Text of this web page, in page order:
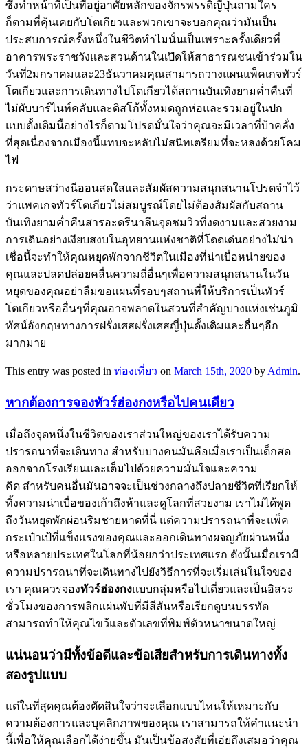
ซึ่งทำหน้าที่เป็นที่อยู่อาศัยหลักของจักรพรรดิญี่ปุ่นถามใคร
ก็ตามที่คุ้นเคยกับโตเกียวและพวกเขาจะบอกคุณว่ามันเป็น
ประสบการณ์ครั้งหนึ่งในชีวิตทำไมนั่นเป็นเพราะครั้งเดียวที่
อาคารพระราชวังและสวนด้านในเปิดให้สาธารณชนเข้าร่วมใน
วันที่2มกราคมและ23ธันวาคมคุณสามารถวางแผนแพ็คเกจทัวร์
โตเกียวและการเดินทางไปโตเกียวได้สถานบันเทิงยามค่ำคืนที่
ไม่ผับบาร์ไนท์คลับและดิสโก้ทั้งหมดถูกห่อและรวมอยู่ในปก
แบบดั้งเดิมนี้อย่างไรก็ตามโปรดมั่นใจว่าคุณจะมีเวลาที่บ้าคลั่ง
ที่สุดเนื่องจากเมืองนี้แทบจะหลับไม่สนิทเตรียมที่จะหลงด้วยโคม
ไฟ
กระดาษสว่างนีออนสดใสและสัมผัสความสนุกสนานโปรดจำไว้
ว่าแพคเกจทัวร์โตเกียวไม่สมบูรณ์โดยไม่ต้องสัมผัสกับสถาน
บันเทิงยามค่ำคืนสารอะดรีนาลีนจุดชมวิวที่งดงามและสวยงาม
การเดินอย่างเงียบสงบในอุทยานแห่งชาติที่โดดเด่นอย่างไม่น่า
เชื่อนี้จะทำให้คุณหยุดพักจากชีวิตในเมืองที่น่าเบื่อหน่ายของ
คุณและปลดปล่อยคลื่นความถี่อื่นๆเพื่อความสนุกสนานในวัน
หยุดของคุณอย่าลืมขอแผนที่รอบๆสถานที่ให้บริการเป็นทัวร์
โตเกียวหรืออื่นๆที่คุณอาจพลาดในสวนที่สำคัญบางแห่งเช่นภูมิ
ทัศน์อังกฤษทางการฝรั่งเศสฝรั่งเศสญี่ปุ่นดั้งเดิมและอื่นๆอีก
มากมาย
This entry was posted in ท่องเที่ยว on March 15th, 2020 byAdmin.
หากต้องการจองทัวร์ฮ่องกงหรือไปคนเดียว
เมื่อถึงจุดหนึ่งในชีวิตของเราส่วนใหญ่ของเราได้รับความ
ปรารถนาที่จะเดินทาง สำหรับบางคนมันคือเมื่อเราเป็นเด็กสด
ออกจากโรงเรียนและเต็มไปด้วยความมั่นใจและความ
คิด สำหรับคนอื่นมันอาจจะเป็นช่วงกลางถึงปลายชีวิตที่เรียกให้
ทิ้งความน่าเบื่อของเก้าถึงห้าและดูโลกที่สวยงาม เราไม่ได้พูด
ถึงวันหยุดพักผ่อนริมชายหาดที่นี่ แต่ความปรารถนาที่จะแพ็ค
กระเป๋าเป้ที่แข็งแรงของคุณและออกเดินทางผจญภัยผ่านหนึ่ง
หรือหลายประเทศในโลกที่น้อยกว่าประเทศแรก ดังนั้นเมื่อเรามี
ความปรารถนาที่จะเดินทางไปยังวิธีการที่จะเริ่มเล่นในใจของ
เรา คุณควรจองทัวร์ฮ่องกงแบบกลุ่มหรือไปเดี่ยวและเป็นอิสระ
ชั่วโมงของการพลิกแผ่นพับที่มีสีสันหรือเรียกดูบนบรรทัด
สามารถทำให้คุณไขว้และตัวเลขที่พิมพ์ตัวหนาขนาดใหญ่
แน่นอนว่ามีทั้งข้อดีและข้อเสียสำหรับการเดินทางทั้ง
สองรูปแบบ
แต่ในที่สุดคุณต้องตัดสินใจว่าจะเลือกแบบไหนให้เหมาะกับ
ความต้องการและบุคลิกภาพของคุณ เราสามารถให้คำแนะนำ
นี้เพื่อให้คุณเลือกได้ง่ายขึ้น มันเป็นข้อสงสัยที่เอ่ยถึงเสมอว่าคุณ